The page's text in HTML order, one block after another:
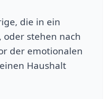
die in ein
oder stehen nach
der emotionalen
Haushalt